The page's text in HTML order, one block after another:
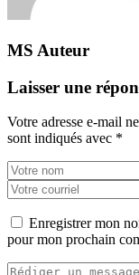
MS Auteur
Laisser une
Votre adresse e-mail
sont indiqués avec *
Enregistrer mon
pour mon prochain